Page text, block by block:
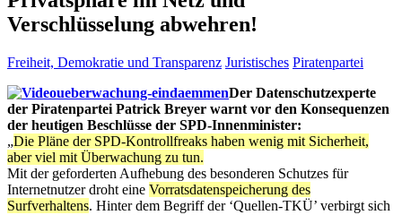
Verschlüsselung abwehren!
Freiheit, Demokratie und Transparenz Juristisches Piratenpartei
Der Datenschutzexperte
der Piratenpartei Patrick Breyer warnt vor den Konsequenzen
der heutigen Beschlüsse der SPD-Innenminister:
„Die Pläne der SPD-Kontrollfreaks haben wenig mit Sicherheit,
aber viel mit Überwachung zu tun.
Mit der geforderten Aufhebung des besonderen Schutzes für
Internetnutzer droht eine Vorratsdatenspeicherung des
Surfverhaltens. Hinter dem Begriff der ‘Quellen-TKÜ’ verbirgt sich